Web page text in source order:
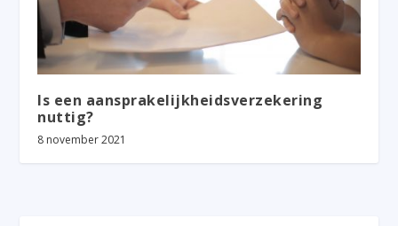
Is een aansprakelijkheidsverzekering
nuttig?
8 november 2021